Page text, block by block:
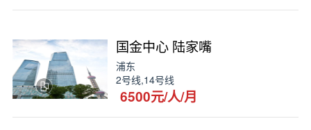
国金中心 陆家嘴
浦东
2号线,14号线
6500元/人/月